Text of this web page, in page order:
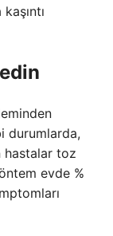
durumlarda,
hastalar toz
evde %